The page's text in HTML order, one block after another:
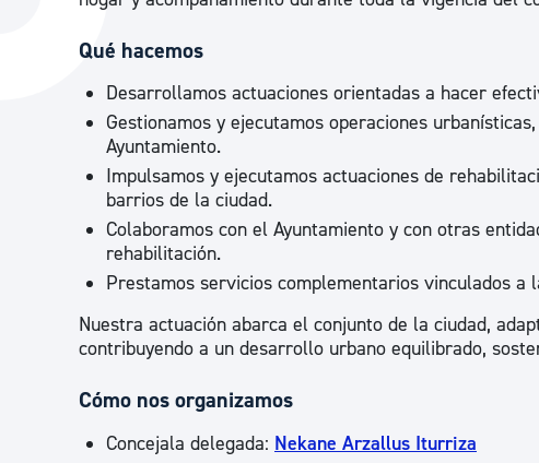
La ciudad futura
Agenda cultural
Qué hacemos
Desarrollamos actuaciones orientadas a hacer
Gestionamos y ejecutamos operaciones
Ayuntamiento.
Impulsamos y ejecutamos actuaciones de
barrios de la ciudad.
Colaboramos con el Ayuntamiento y con otras
rehabilitación.
Prestamos servicios complementarios vinculados
Nuestra actuación abarca el conjunto de la ciudad,
contribuyendo a un desarrollo urbano equilibrado,
Cómo nos organizamos
Concejala delegada: Nekane Arzallus Iturriza